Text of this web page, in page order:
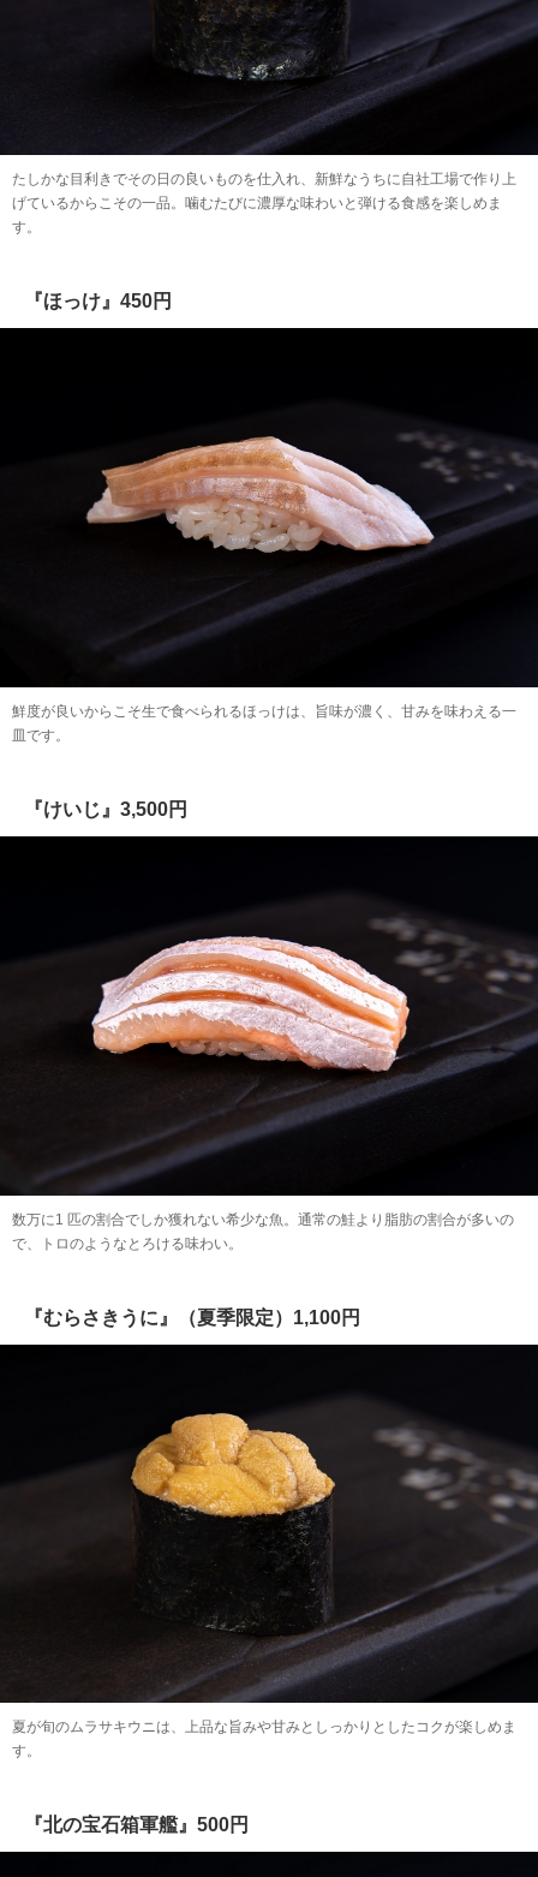
たしかな目利きでその日の良いものを仕入れ、新鮮なうちに自社工場で作り上
げているからこその一品。噛むたびに濃厚な味わいと弾ける食感を楽しめま
す。
『ほっけ』450円
鮮度が良いからこそ生で食べられるほっけは、旨味が濃く、甘みを味わえる一
皿です。
『けいじ』3,500円
数万に1 匹の割合でしか獲れない希少な魚。通常の鮭より脂肪の割合が多いの
で、トロのようなとろける味わい。
『むらさきうに』（夏季限定）1,100円
夏が旬のムラサキウニは、上品な旨みや甘みとしっかりとしたコクが楽しめま
す。
『北の宝石箱軍艦』500円